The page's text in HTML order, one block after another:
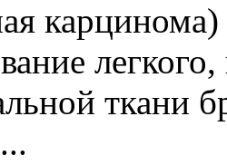
ткани